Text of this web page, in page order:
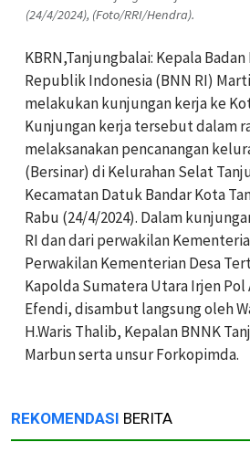
(24/4/2024), (Foto/RRI/Hendra).
KBRN,Tanjungbalai: Kepala
Republik Indonesia (BNN RI)
melakukan kunjungan kerja ke
Kunjungan kerja tersebut dalam
melaksanakan pencanangan
(Bersinar) di Kelurahan Selat
Kecamatan Datuk Bandar Kota
Rabu (24/4/2024). Dalam
RI dan dari perwakilan
Perwakilan Kementerian Desa
Kapolda Sumatera Utara Irjen Pol
Efendi, disambut langsung oleh
H.Waris Thalib, Kepalan BNNK
Marbun serta unsur Forkopimda.
REKOMENDASI BERITA